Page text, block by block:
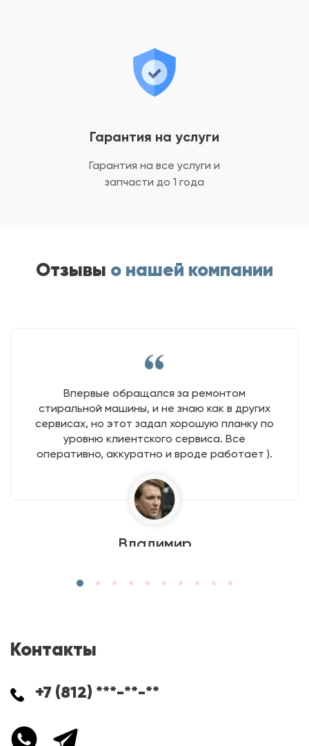
Гарантия на услуги
Гарантия на все услуги и
запчасти до 1 года
Отзывы о нашей компании
Впервые обращался за ремонтом
стиральной машины, и не знаю как в других
сервисах, но этот задал хорошую планку по
уровню клиентского сервиса. Все
оперативно, аккуратно и вроде работает ).
Владимир
Контакты
+7 (812) ***-**-**